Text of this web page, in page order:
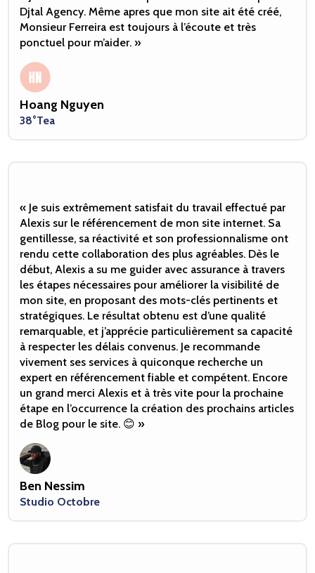
Djtal Agency. Même apres que mon site ait été créé,
Monsieur Ferreira est toujours à l’écoute et très
ponctuel pour m’aider. »
Hoang Nguyen
38°Tea
« Je suis extrêmement satisfait du travail effectué par
Alexis sur le référencement de mon site internet. Sa
gentillesse, sa réactivité et son professionnalisme ont
rendu cette collaboration des plus agréables. Dès le
début, Alexis a su me guider avec assurance à travers
les étapes nécessaires pour améliorer la visibilité de
mon site, en proposant des mots-clés pertinents et
stratégiques. Le résultat obtenu est d’une qualité
remarquable, et j’apprécie particulièrement sa capacité
à respecter les délais convenus. Je recommande
vivement ses services à quiconque recherche un
expert en référencement fiable et compétent. Encore
un grand merci Alexis et à très vite pour la prochaine
étape en l’occurrence la création des prochains articles
de Blog pour le site. 😊 »
Ben Nessim
Studio Octobre